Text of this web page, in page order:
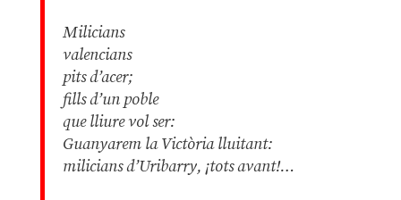
Milicians
valencians
pits d’acer;
fills d’un poble
que lliure vol ser:
Guanyarem la Victòria lluitant:
milicians d’Uribarry, ¡tots avant!…